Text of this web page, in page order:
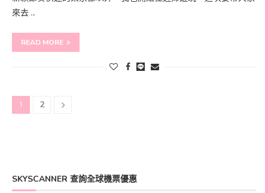
來去 …
READ MORE
1 2
SKYSCANNER 查詢全球機票優惠